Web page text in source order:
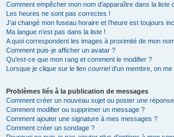
Comment empêcher mon nom d’apparaître dans la
Les heures ne sont pas correctes !
J’ai changé mon fuseau horaire et l’heure est toujours
Ma langue n’est pas dans la liste !
A quoi correspondent les images à proximité de mon
Comment puis-je afficher un avatar ?
Qu’est-ce que mon rang et comment le modifier ?
Lorsque je clique sur le lien courrield’un membre, on
Problèmes liés à la publication de messages
Comment créer un nouveau sujet ou poster une
Comment modifier ou supprimer un message ?
Comment ajouter une signature à mes messages ?
Comment créer un sondage ?